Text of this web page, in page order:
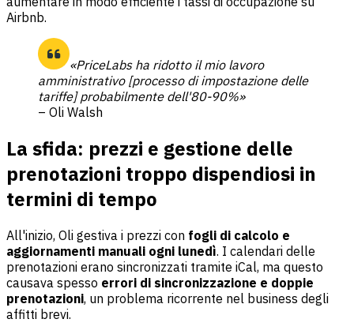
Airbnb.
«PriceLabs ha ridotto il mio lavoro
amministrativo [processo di impostazione delle
tariffe] probabilmente dell'80-90%»
– Oli Walsh
La sfida: prezzi e gestione delle
prenotazioni troppo dispendiosi in
termini di tempo
All'inizio, Oli gestiva i prezzi con fogli di calcolo e
aggiornamenti manuali ogni lunedì. I calendari delle
prenotazioni erano sincronizzati tramite iCal, ma questo
causava spesso errori di sincronizzazione e doppie
prenotazioni, un problema ricorrente nel business degli
affitti brevi.